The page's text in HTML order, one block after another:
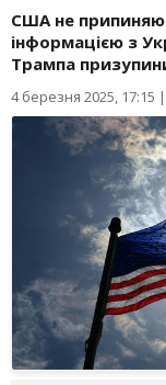
США не
інформацією з
Трампа
4 березня 2025, 17:15 |